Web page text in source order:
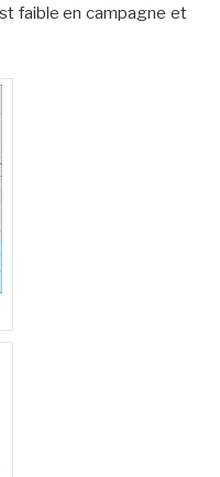
faible en campagne et